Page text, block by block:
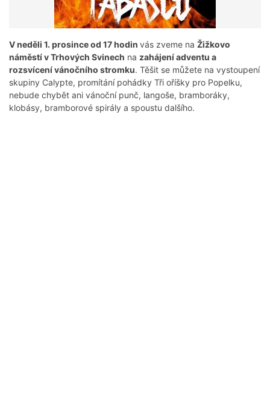
V neděli 1. prosince od 17 hodin vás zveme na Žižkovo
náměstí v Trhových Svinech na zahájení adventu a
rozsvícení vánočního stromku. Těšit se můžete na vystoupení
skupiny Calypte, promítání pohádky Tři oříšky pro Popelku,
nebude chybět ani vánoční punč, langoše, bramboráky,
klobásy, bramborové spirály a spoustu dalšího.